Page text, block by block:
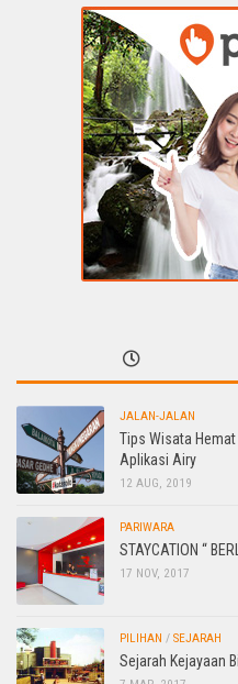
JALAN-JALAN
Tips Wisata
Aplikasi Airy
12 AUG, 2019
PARIWARA
STAYCATION “
17 NOV, 2017
PILIHAN / SEJARAH
Sejarah Kejayaan